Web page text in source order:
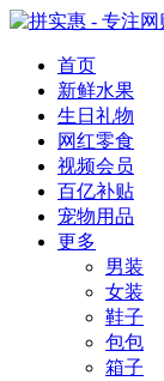
首页
新鲜水果
生日礼物
网红零食
视频会员
百亿补贴
宠物用品
更多
男装
女装
鞋子
包包
箱子